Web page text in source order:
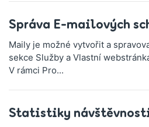
Správa E-mailových
Maily je možné vytvořit a
sekce Služby a Vlastní
V rámci Pro...
Statistiky